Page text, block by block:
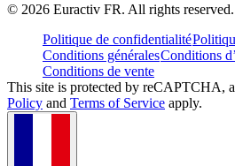
© 2026 Euractiv FR. All rights reserved.
Politique de confidentialité
Conditions généralesConditions
Conditions de vente
This site is protected by reCAPTCHA,
Policy and Terms of Service apply.